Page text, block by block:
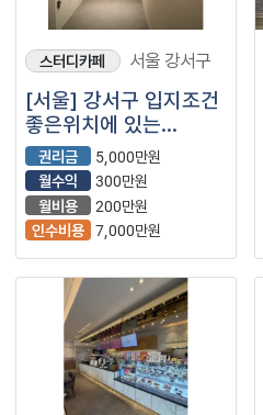
스터디카페 서울 강서구
[서울] 강서구 입지조건
좋은위치에 있는
스터디카페를
소개합니다!!
권리금
5,000만원
월수익
300만원
월비용
200만원
인수비용 7,000만원